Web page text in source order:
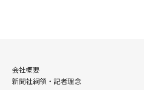
会社概要
新聞社綱領・記者理念